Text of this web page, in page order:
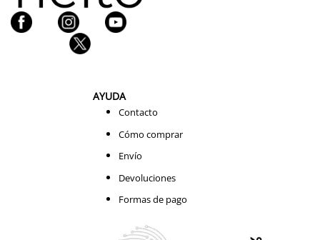
AYUDA
Contacto
Cómo comprar
Envío
Devoluciones
Formas de pago